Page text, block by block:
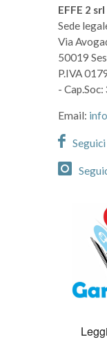
EFFE 2 srl
Sede
Via
50019
P.IVA
-
Email: